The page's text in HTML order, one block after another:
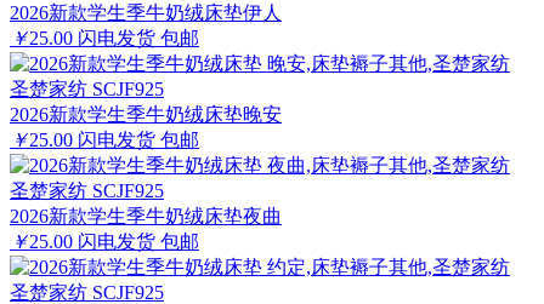
2026新款学生季牛奶绒床垫伊人
￥25.00 闪电发货 包邮
圣楚家纺 SCJF925
2026新款学生季牛奶绒床垫晚安
￥25.00 闪电发货 包邮
圣楚家纺 SCJF925
2026新款学生季牛奶绒床垫夜曲
￥25.00 闪电发货 包邮
圣楚家纺 SCJF925